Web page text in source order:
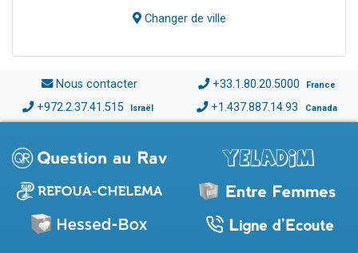
Changer de ville
Nous contacter +33.1.80.20.5000 France
+972.2.37.41.515 Israël +1.437.887.14.93 Canada